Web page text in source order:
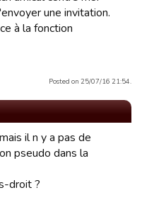
une invitation.
à la fonction
Posted on 25/07/16 21:54.
il n y a pas de
pseudo dans la
droit ?